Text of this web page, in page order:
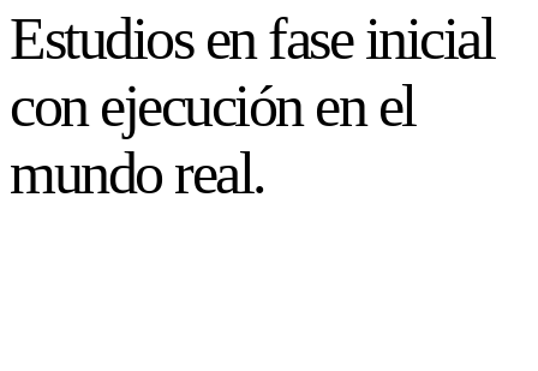
Estudios en fase inicial
con ejecución en el
mundo real.